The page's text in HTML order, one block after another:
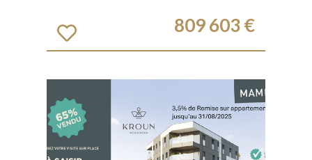
809 603 €